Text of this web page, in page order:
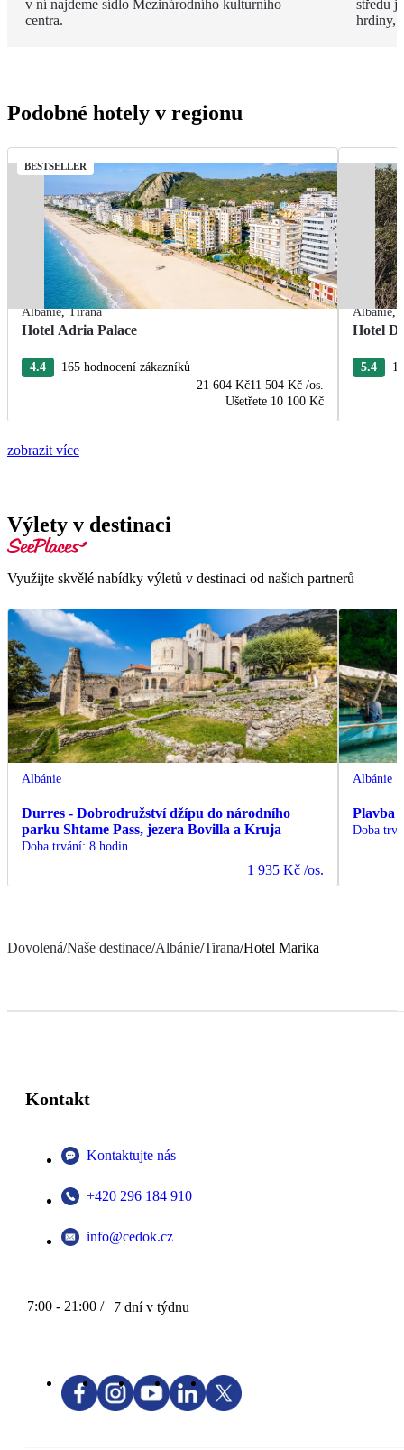
v ní najdeme sídlo Mezinárodního kulturního
centra.
středu
hrdiny,
Podobné hotely v regionu
BESTSELLER
Albánie,Tirana
Hotel Adria Palace
4.4
165 hodnocení zákazníků
21 604 Kč11 504 Kč /os.
Ušetřete 10 100 Kč
Albánie,
Hotel
5.4
zobrazit více
Výlety v destinaci
Využijte skvělé nabídky výletů v destinaci od našich partnerů
Albánie
Durres - Dobrodružství džípu do národního
parku Shtame Pass, jezera Bovilla a Kruja
Doba trvání: 8 hodin
1 935 Kč /os.
Albánie
Plavba
Doba
Dovolená/Naše destinace/Albánie/Tirana/Hotel Marika
Kontakt
Kontaktujte nás
+420 296 184 910
info@cedok.cz
7:00 - 21:00 / 7 dní v týdnu